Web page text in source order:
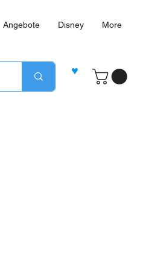
Angebote Disney More
♥